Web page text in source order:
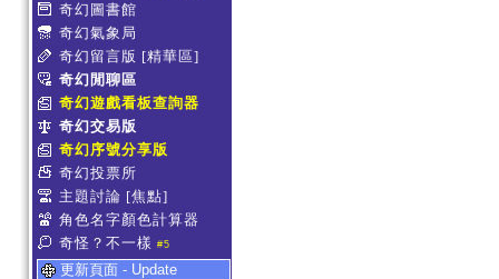
奇幻圖書館
奇幻氣象局
奇幻留言版 [精華區]
奇幻閒聊區
奇幻遊戲看板查詢器
奇幻交易版
奇幻序號分享版
奇幻投票所
主題討論 [焦點]
角色名字顏色計算器
奇怪？不一樣 #5
更新頁面 - Update